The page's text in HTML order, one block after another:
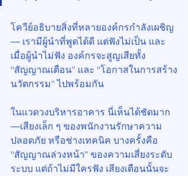
โควีย์อธิบายสิ่งที่หลายองค์กรกำลังเผชิญ
— เรามีผู้นำที่พูดได้ดี แต่ฟังไม่เป็น และ
เมื่อผู้นำไม่ฟัง องค์กรจะสูญเสียทั้ง
“สัญญาณเตือน” และ “โอกาสในการสร้าง
นวัตกรรม” ไปพร้อมกัน
ในแวดวงบริหารอาคาร นี่เห็นได้ชัดมาก
—เสียงเล็ก ๆ ของพนักงานรักษาความ
ปลอดภัย หรือช่างเทคนิค บางครั้งคือ
“สัญญาณล่วงหน้า” ของความเสี่ยงระดับ
ระบบ แต่ถ้าไม่มีใครฟัง เสียงเตือนนั้นจะ